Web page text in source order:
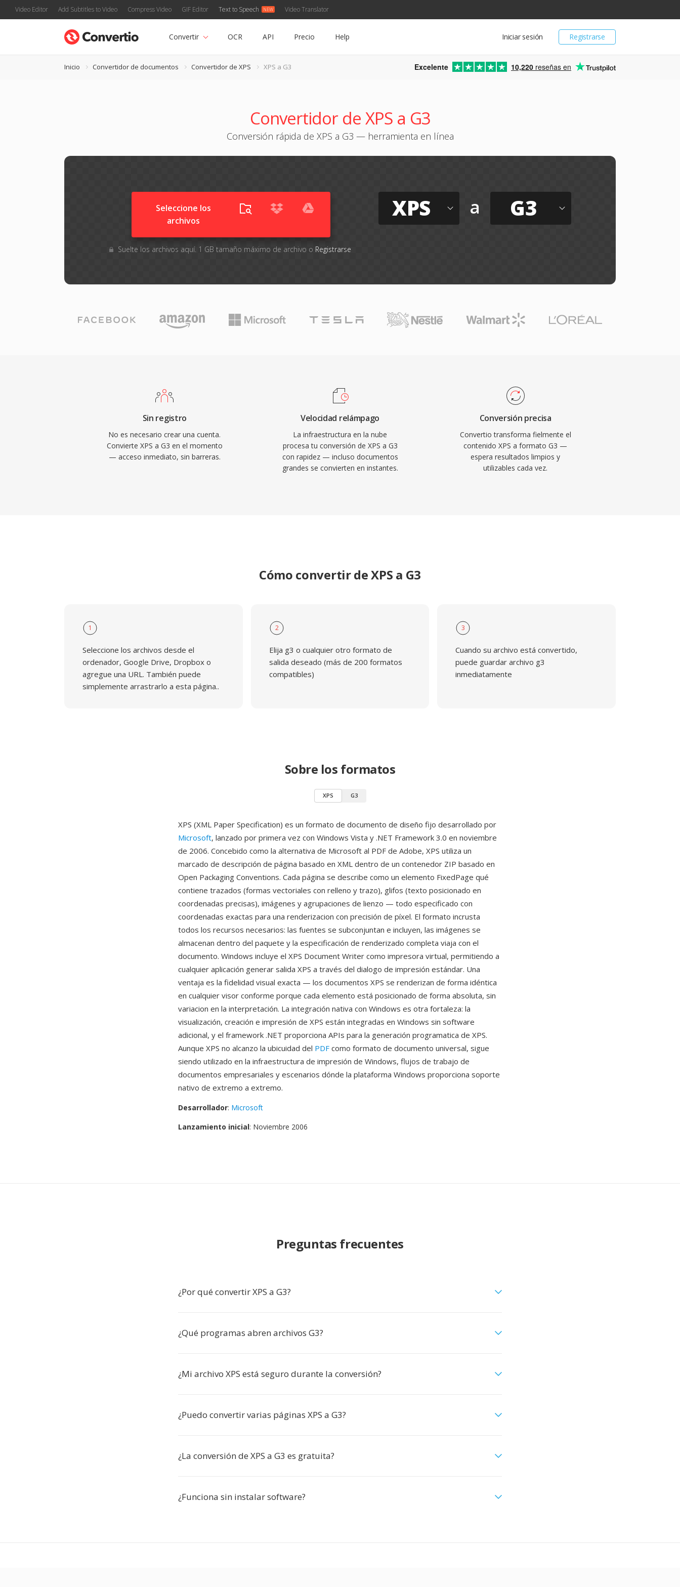
Video Editor Add Subtitles to Video Compress Video GIF Editor Text to Speech Video Translator
Registrarse
Iniciar sesión
Convertir OCR API Precio Help
Inicio Convertidor de documentos Convertidor de XPS XPS a G3 Excelente 10,220 reseñas en
Convertidor de XPS a G3
Conversión rápida de XPS a G3 — herramienta en línea
Seleccione los
archivos
Suelte los archivos aquí. 1 GB tamaño máximo de archivo o Registrarse
XPS a G3
Sin registro
No es necesario crear una cuenta.
Convierte XPS a G3 en el momento
— acceso inmediato, sin barreras.
Velocidad relámpago
La infraestructura en la nube
procesa tu conversión de XPS a G3
con rapidez — incluso documentos
grandes se convierten en instantes.
Conversión precisa
Convertio transforma fielmente el
contenido XPS a formato G3 —
espera resultados limpios y
utilizables cada vez.
Cómo convertir de XPS a G3
1
Seleccione los archivos desde el
ordenador, Google Drive, Dropbox o
agregue una URL. También puede
simplemente arrastrarlo a esta página..
2
Elija g3 o cualquier otro formato de
salida deseado (más de 200 formatos
compatibles)
3
Cuando su archivo está convertido,
puede guardar archivo g3
inmediatamente
Sobre los formatos
XPS G3
XPS (XML Paper Specification) es un formato de documento de diseño fijo desarrollado por
Microsoft, lanzado por primera vez con Windows Vista y .NET Framework 3.0 en noviembre
de 2006. Concebido como la alternativa de Microsoft al PDF de Adobe, XPS utiliza un
marcado de descripción de página basado en XML dentro de un contenedor ZIP basado en
Open Packaging Conventions. Cada página se describe como un elemento FixedPage qué
contiene trazados (formas vectoriales con relleno y trazo), glifos (texto posicionado en
coordenadas precisas), imágenes y agrupaciones de lienzo — todo especificado con
coordenadas exactas para una renderizacion con precisión de píxel. El formato incrusta
todos los recursos necesarios: las fuentes se subconjuntan e incluyen, las imágenes se
almacenan dentro del paquete y la especificación de renderizado completa viaja con el
documento. Windows incluye el XPS Document Writer como impresora virtual, permitiendo a
cualquier aplicación generar salida XPS a través del dialogo de impresión estándar. Una
ventaja es la fidelidad visual exacta — los documentos XPS se renderizan de forma idéntica
en cualquier visor conforme porque cada elemento está posicionado de forma absoluta, sin
variacion en la interpretación. La integración nativa con Windows es otra fortaleza: la
visualización, creación e impresión de XPS están integradas en Windows sin software
adicional, y el framework .NET proporciona APIs para la generación programatica de XPS.
Aunque XPS no alcanzo la ubicuidad del PDF como formato de documento universal, sigue
siendo utilizado en la infraestructura de impresión de Windows, flujos de trabajo de
documentos empresariales y escenarios dónde la plataforma Windows proporciona soporte
nativo de extremo a extremo.
Desarrollador: Microsoft
Lanzamiento inicial: Noviembre 2006
Preguntas frecuentes
¿Por qué convertir XPS a G3?
¿Qué programas abren archivos G3?
¿Mi archivo XPS está seguro durante la conversión?
¿Puedo convertir varias páginas XPS a G3?
¿La conversión de XPS a G3 es gratuita?
¿Funciona sin instalar software?